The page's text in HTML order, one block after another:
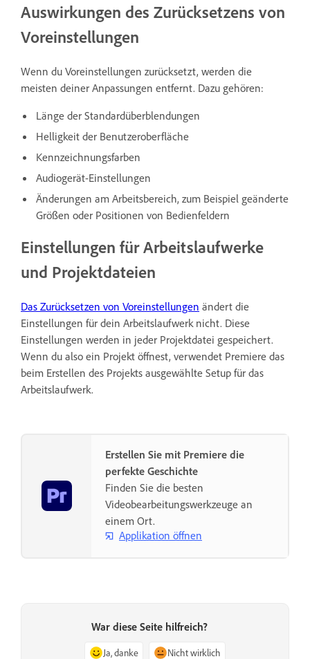
Auswirkungen des Zurücksetzens von
Voreinstellungen
Wenn du Voreinstellungen zurücksetzt, werden die
meisten deiner Anpassungen entfernt. Dazu gehören:
Länge der Standardüberblendungen
Helligkeit der Benutzeroberfläche
Kennzeichnungsfarben
Audiogerät-Einstellungen
Änderungen am Arbeitsbereich, zum Beispiel geänderte
Größen oder Positionen von Bedienfeldern
Einstellungen für Arbeitslaufwerke
und Projektdateien
Das Zurücksetzen von Voreinstellungen ändert die
Einstellungen für dein Arbeitslaufwerk nicht. Diese
Einstellungen werden in jeder Projektdatei gespeichert.
Wenn du also ein Projekt öffnest, verwendet Premiere das
beim Erstellen des Projekts ausgewählte Setup für das
Arbeitslaufwerk.
Erstellen Sie mit Premiere die
perfekte Geschichte
Finden Sie die besten
Videobearbeitungswerkzeuge an
einem Ort.
Applikation öffnen
War diese Seite hilfreich?
Ja, danke Nicht wirklich